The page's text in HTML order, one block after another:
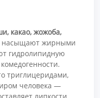
какао, жожоба,
жирными
гидролипидную
триглицеридами,
человека —
липкости.